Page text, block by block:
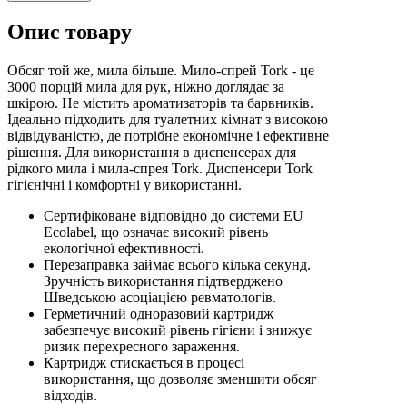
Опис товару
Обсяг той же, мила більше. Мило-спрей Tork - це
3000 порцій мила для рук, ніжно доглядає за
шкірою. Не містить ароматизаторів та барвників.
Ідеально підходить для туалетних кімнат з високою
відвідуваністю, де потрібне економічне і ефективне
рішення. Для використання в диспенсерах для
рідкого мила і мила-спрея Tork. Диспенсери Tork
гігієнічні і комфортні у використанні.
Сертифіковане відповідно до системи EU
Ecolabel, що означає високий рівень
екологічної ефективності.
Перезаправка займає всього кілька секунд.
Зручність використання підтверджено
Шведською асоціацією ревматологів.
Герметичний одноразовий картридж
забезпечує високий рівень гігієни і знижує
ризик перехресного зараження.
Картридж стискається в процесі
використання, що дозволяє зменшити обсяг
відходів.